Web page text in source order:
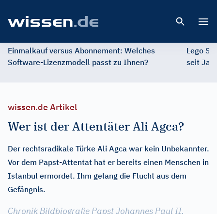
Einmalkauf versus Abonnement: Welches
Software-Lizenzmodell passt zu Ihnen?
Lego
seit
wissen.de Artikel
Wer ist der Attentäter Ali Agca?
Der rechtsradikale Türke Ali Agca war kein Unbekannter.
Vor dem Papst-Attentat hat er bereits einen Menschen in
Istanbul ermordet. Ihm gelang die Flucht aus dem
Gefängnis.
Chronik Bildbiografie Papst Johannes Paul II.